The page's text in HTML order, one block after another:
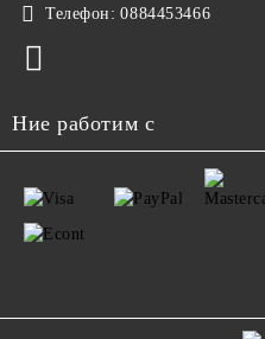
Телефон: 0884453466
Ние работим с